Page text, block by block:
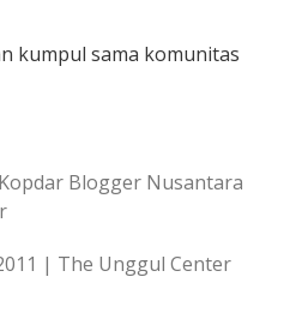
kumpul sama komunitas
Blogger Nusantara
| The Unggul Center